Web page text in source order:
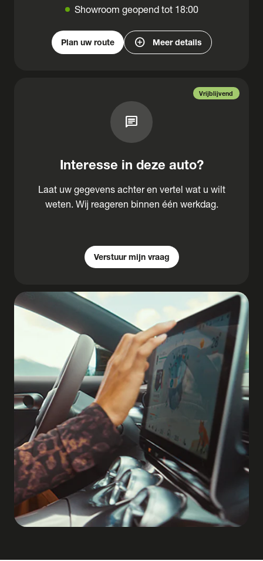
Showroom geopend tot 18:00
Plan uw route add_circle Meer details
Vrijblijvend
chat
Interesse in deze auto?
Laat uw gegevens achter en vertel wat u wilt
weten. Wij reageren binnen één werkdag.
Verstuur mijn vraag